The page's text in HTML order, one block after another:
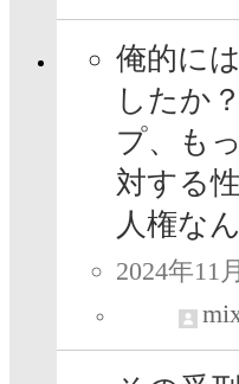
俺的に
したか
プ、も
対する
人権な
2024年11